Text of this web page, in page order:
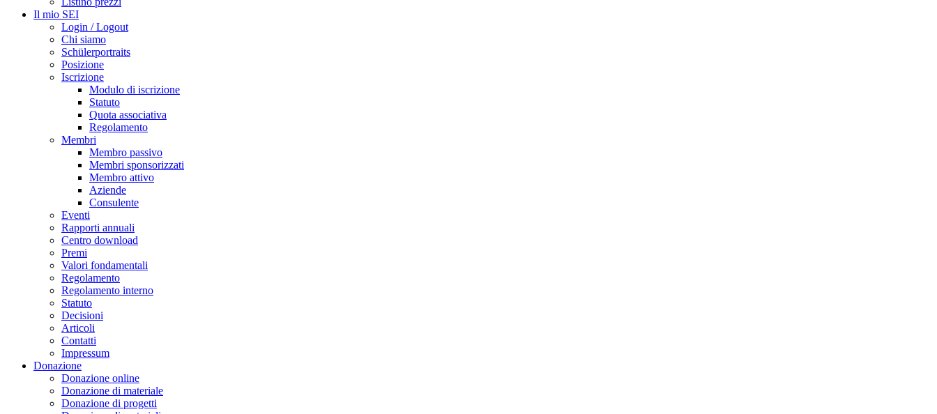
Il mio SEI
Login / Logout
Chi siamo
Schülerportraits
Posizione
Iscrizione
Modulo di iscrizione
Statuto
Quota associativa
Regolamento
Membri
Membro passivo
Membri sponsorizzati
Membro attivo
Aziende
Consulente
Eventi
Rapporti annuali
Centro download
Premi
Valori fondamentali
Regolamento
Regolamento interno
Statuto
Decisioni
Articoli
Contatti
Impressum
Donazione
Donazione online
Donazione di materiale
Donazione di progetti